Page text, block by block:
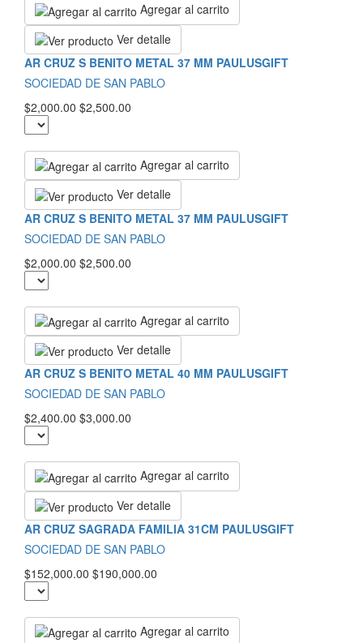
Agregar al carrito
Ver detalle
AR CRUZ S BENITO METAL 37 MM PAULUSGIFT
SOCIEDAD DE SAN PABLO
$2,000.00 $2,500.00
Agregar al carrito
Ver detalle
AR CRUZ S BENITO METAL 37 MM PAULUSGIFT
SOCIEDAD DE SAN PABLO
$2,000.00 $2,500.00
Agregar al carrito
Ver detalle
AR CRUZ S BENITO METAL 40 MM PAULUSGIFT
SOCIEDAD DE SAN PABLO
$2,400.00 $3,000.00
Agregar al carrito
Ver detalle
AR CRUZ SAGRADA FAMILIA 31CM PAULUSGIFT
SOCIEDAD DE SAN PABLO
$152,000.00 $190,000.00
Agregar al carrito